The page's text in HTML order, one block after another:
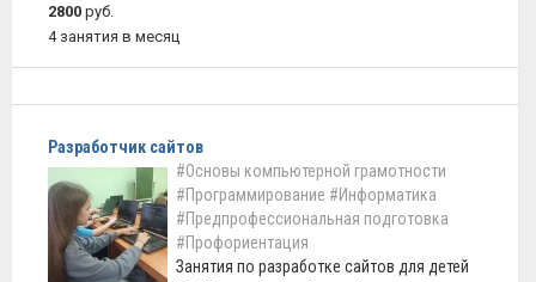
2800 руб.
4 занятия в месяц
Разработчик сайтов
#Основы компьютерной грамотности
#Программирование #Информатика
#Предпрофессиональная подготовка
#Профориентация
Занятия по разработке сайтов для детей